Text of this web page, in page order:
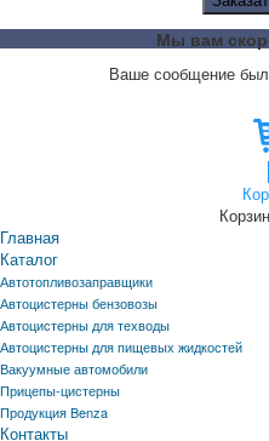
Мы вам
Ваше сообщение
Главная
Каталог
Автотопливозаправщики
Автоцистерны бензовозы
Автоцистерны для техводы
Автоцистерны для пищевых жидкостей
Вакуумные автомобили
Прицепы-цистерны
Продукция Benza
Контакты